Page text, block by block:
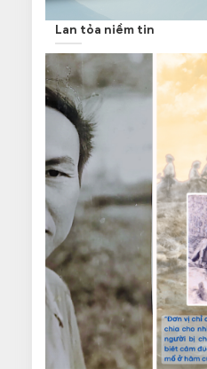
Lan tỏa niềm tin